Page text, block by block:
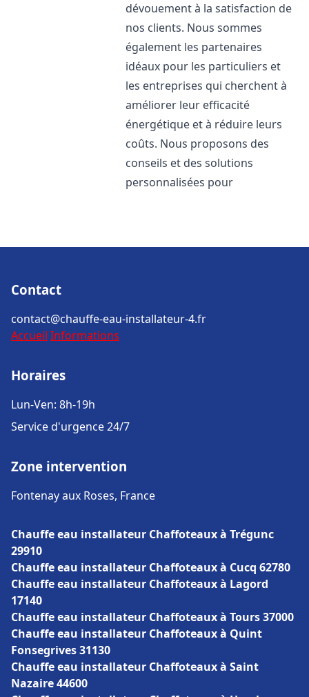
dévouement à la satisfaction de
nos clients. Nous sommes
également les partenaires
idéaux pour les particuliers et
les entreprises qui cherchent à
améliorer leur efficacité
énergétique et à réduire leurs
coûts. Nous proposons des
conseils et des solutions
personnalisées pour
Contact
contact@chauffe-eau-installateur-4.fr
Accueil Informations
Horaires
Lun-Ven: 8h-19h
Service d'urgence 24/7
Zone intervention
Fontenay aux Roses, France
Chauffe eau installateur Chaffoteaux à Trégunc
29910
Chauffe eau installateur Chaffoteaux à Cucq 62780
Chauffe eau installateur Chaffoteaux à Lagord
17140
Chauffe eau installateur Chaffoteaux à Tours 37000
Chauffe eau installateur Chaffoteaux à Quint
Fonsegrives 31130
Chauffe eau installateur Chaffoteaux à Saint
Nazaire 44600